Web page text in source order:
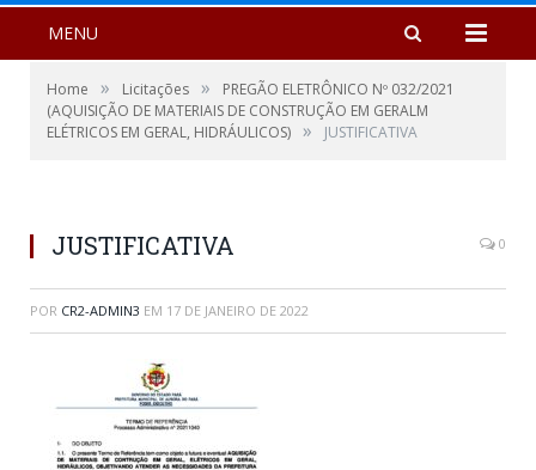
MENU
Home » Licitações »
PREGÃO ELETRÔNICO Nº 032/2021
(AQUISIÇÃO DE MATERIAIS DE CONSTRUÇÃO EM GERALM
ELÉTRICOS EM GERAL, HIDRÁULICOS) » JUSTIFICATIVA
JUSTIFICATIVA 0
POR CR2-ADMIN3 EM 17 DE JANEIRO DE 2022